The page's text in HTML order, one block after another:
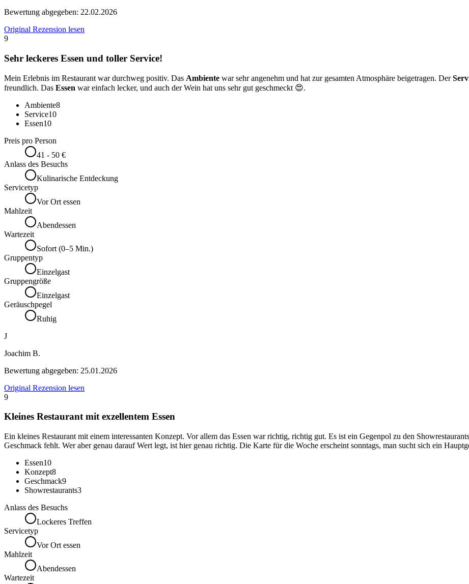
Bewertung abgegeben: 22.02.2026
Original Rezension lesen
9
Sehr leckeres Essen und toller Service!
Mein Erlebnis im Restaurant war durchweg positiv. Das Ambiente war sehr angenehm und hat zur gesamten Atmosphäre beigetragen. Der
freundlich. Das Essen war einfach lecker, und auch der Wein hat uns sehr gut geschmeckt 😍.
Ambiente8
Service10
Essen10
Preis pro Person
41 - 50 €
Anlass des Besuchs
Kulinarische Entdeckung
Servicetyp
Vor Ort essen
Mahlzeit
Abendessen
Wartezeit
Sofort (0–5 Min.)
Gruppentyp
Einzelgast
Gruppengröße
Einzelgast
Geräuschpegel
Ruhig
J
Joachim B.
Bewertung abgegeben: 25.01.2026
Original Rezension lesen
9
Kleines Restaurant mit exzellentem Essen
Ein kleines Restaurant mit einem interessanten Konzept. Vor allem das Essen war richtig, richtig gut. Es ist ein Gegenpol zu den
Geschmack fehlt. Wer aber genau darauf Wert legt, ist hier genau richtig. Die Karte für die Woche erscheint sonntags, man sucht sich ein
Essen10
Konzept8
Geschmack9
Showrestaurants3
Anlass des Besuchs
Lockeres Treffen
Servicetyp
Vor Ort essen
Mahlzeit
Abendessen
Wartezeit